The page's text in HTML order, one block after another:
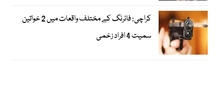
کراچی: فائرنگ کے مختلف واقعات میں 2 خواتین
سمیت 4 افراد زخمی